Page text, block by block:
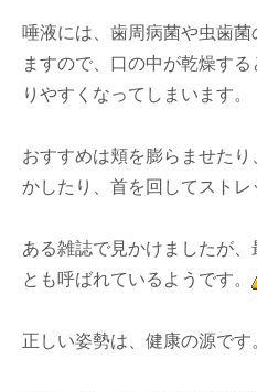
唾液には、歯周病菌や虫歯
ますので、口の中が乾燥す
りやすくなってしまいます。
おすすめは頬を膨らませた
かしたり、首を回してストレ
ある雑誌で見かけましたが、
とも呼ばれているようです。
正しい姿勢は、健康の源です